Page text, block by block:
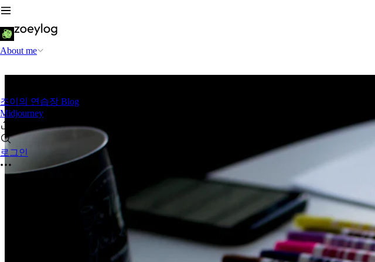
About me
조이의 연습장 Blog
Midjourney
로그인